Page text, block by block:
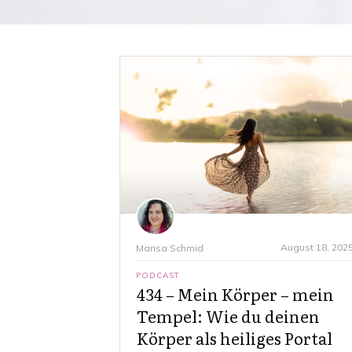
Marisa Schmid August 18,
PODCAST
434 – Mein Körper – mein
Tempel: Wie du deinen
Körper als heiliges Portal